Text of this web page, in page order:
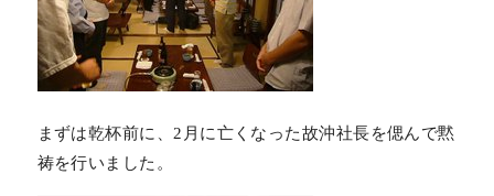
まずは乾杯前に、2月に亡くなった故沖社長を偲んで黙
祷を行いました。